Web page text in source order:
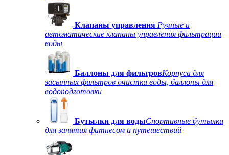
Клапаны управления Ручные и
автоматические клапаны управления фильтрации
воды
Баллоны для фильтровКорпуса для
засыпных фильтров очистки воды, баллоны для
водоподготовки
Бутылки для водыСпортивные бутылки
для занятия фитнесом и путешествий